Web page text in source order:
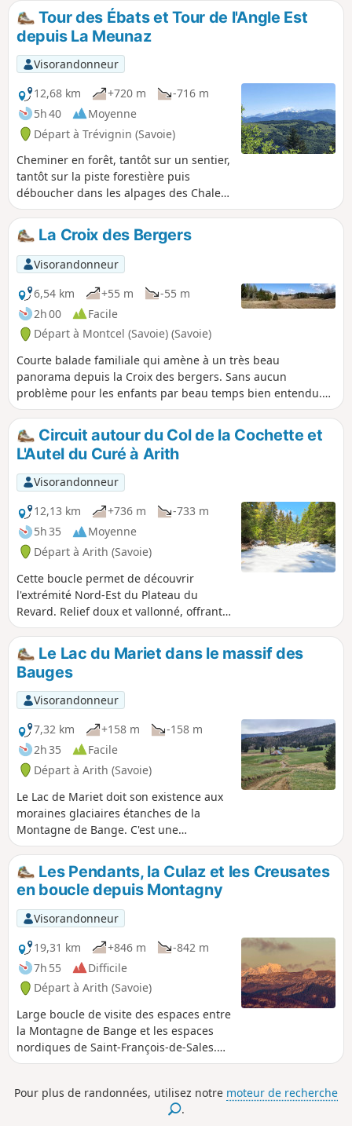
Tour des Ébats et Tour de l'Angle Est
depuis La Meunaz
Visorandonneur
12,68 km
+720 m
-716 m
5h 40
Moyenne
Départ à Trévignin (Savoie)
Cheminer en forêt, tantôt sur un sentier,
tantôt sur la piste forestière puis
déboucher dans les alpages des Chalets
de la Clusaz , atteindre le sublime point
de vue de la Tour des Ébats qui permet
d'admirer le Lac du Bourget, la Chaîne
de l'Épine, les Bauges, la Tournette et
au loin le Mont Blanc puis par un
parcours de crête atteindre le point
haut du Revard qui est la Tour de
l'Angle Est et son magnifique panorama.
Retour par le sentier dit de la
Crémaillére.
La Croix des Bergers
Visorandonneur
6,54 km
+55 m
-55 m
2h 00
Facile
Départ à Montcel (Savoie) (Savoie)
Courte balade familiale qui amène à un très beau
panorama depuis la Croix des bergers. Sans aucun
problème pour les enfants par beau temps bien entendu.
Compter 2h30 aller retour.
Circuit autour du Col de la Cochette et
L'Autel du Curé à Arith
Visorandonneur
12,13 km
+736 m
-733 m
5h 35
Moyenne
Départ à Arith (Savoie)
Cette boucle permet de découvrir
l'extrémité Nord-Est du Plateau du
Revard. Relief doux et vallonné, offrant
des perspectives sur le massif des
Bauges, sur le Lac du Bourget et, au
point culminant, une vue plus étendue
sur l'arc alpin et le Mont Blanc.Un petit
détour à l'Autel du Curé vous mettra sur
les traces de la Terreur révolutionnaire
en Savoie.
Le Lac du Mariet dans le massif des
Bauges
Visorandonneur
7,32 km
+158 m
-158 m
2h 35
Facile
Départ à Arith (Savoie)
Le Lac de Mariet doit son existence aux
moraines glaciaires étanches de la
Montagne de Bange. C'est une
randonnée facile et courte qui vous
amène dans les alpages aux nombreux
chalets entretenus. Accessible aux
débutants et aux jeunes compte tenu
du dénivelé et de sa longueur. Ne
cherchez pas trop un "lac", c'est plutôt
une mare de quelques centaines de
mètres carrés au bout de l'alpage vers
le Nord.
Les Pendants, la Culaz et les Creusates
en boucle depuis Montagny
Visorandonneur
19,31 km
+846 m
-842 m
7h 55
Difficile
Départ à Arith (Savoie)
Large boucle de visite des espaces entre
la Montagne de Bange et les espaces
nordiques de Saint-François-de-Sales.
La montée se fait par le Mariet dessus
refuge, une grimpée aux Pendants pour
redescendre par la crête et sa table
Pour plus de randonnées, utilisez notre moteur de recherche
.